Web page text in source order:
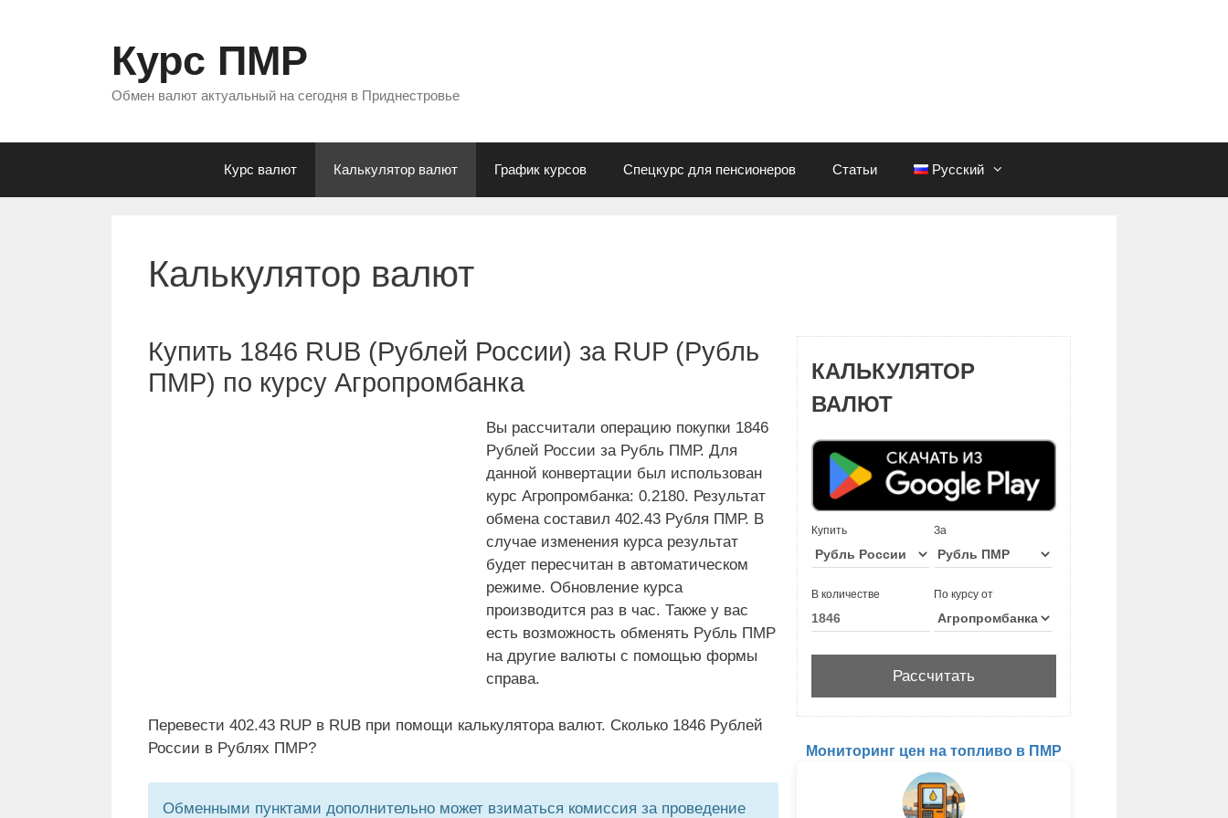
Курс ПМР
Обмен валют актуальный на сегодня в Приднестровье
Курс валют Калькулятор валют График курсов Спецкурс для пенсионеров Статьи Русский
Калькулятор валют
Купить 1846 RUB (Рублей России) за RUP (Рубль
ПМР) по курсу Агропромбанка
Вы рассчитали операцию покупки 1846
Рублей России за Рубль ПМР. Для
данной конвертации был использован
курс Агропромбанка: 0.2180. Результат
обмена составил 402.43 Рубля ПМР. В
случае изменения курса результат
будет пересчитан в автоматическом
режиме. Обновление курса
производится раз в час. Также у вас
есть возможность обменять Рубль ПМР
на другие валюты с помощью формы
справа.
Перевести 402.43 RUP в RUB при помощи калькулятора валют. Сколько 1846 Рублей
России в Рублях ПМР?
Обменными пунктами дополнительно может взиматься комиссия за проведение
КАЛЬКУЛЯТОР
ВАЛЮТ
Купить За
В количестве По курсу от
Мониторинг цен на топливо в ПМР